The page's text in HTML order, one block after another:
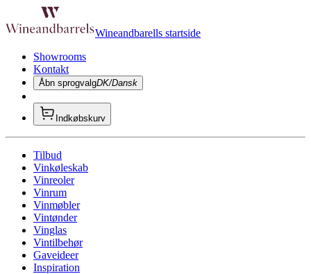
Wineandbarells startside
Showrooms
Kontakt
Åbn sprogvalgDK/Dansk
Indkøbskurv
Tilbud
Vinkøleskab
Vinreoler
Vinrum
Vinmøbler
Vintønder
Vinglas
Vintilbehør
Gaveideer
Inspiration